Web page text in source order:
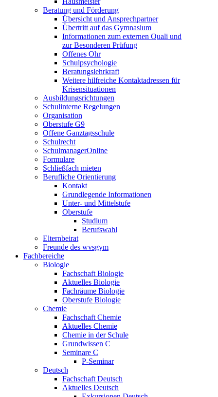
Beratung und Förderung
Übersicht und Ansprechpartner
Übertritt auf das Gymnasium
Informationen zum externen Quali und
zur Besonderen Prüfung
Offenes Ohr
Schulpsychologie
Beratungslehrkraft
Weitere hilfreiche Kontaktadressen für
Krisensituationen
Ausbildungsrichtungen
Schulinterne Regelungen
Organisation
Oberstufe G9
Offene Ganztagsschule
Schulrecht
SchulmanagerOnline
Formulare
Schließfach mieten
Berufliche Orientierung
Kontakt
Grundlegende Informationen
Unter- und Mittelstufe
Oberstufe
Studium
Berufswahl
Elternbeirat
Freunde des wvsgym
Fachbereiche
Biologie
Fachschaft Biologie
Aktuelles Biologie
Fachräume Biologie
Oberstufe Biologie
Chemie
Fachschaft Chemie
Aktuelles Chemie
Chemie in der Schule
Grundwissen C
Seminare C
P-Seminar
Deutsch
Fachschaft Deutsch
Aktuelles Deutsch